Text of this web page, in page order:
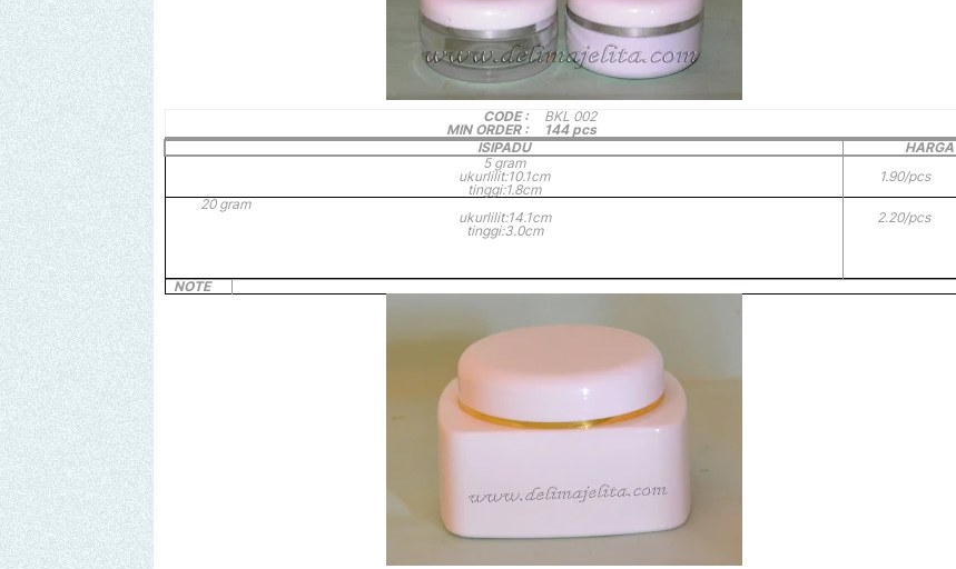
CODE :
BKL 002
MIN ORDER :
144 pcs
ISIPADU
HARGA
5 gram
ukurlilit:10.1cm
tinggi:1.8cm
1.90/pcs
20gram
ukurlilit:14.1cm
tinggi:3.0cm
2.20/pcs
NOTE